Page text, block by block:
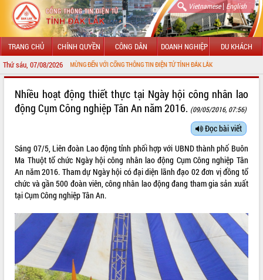
Vietnamese| English
TRANG CHỦ CHÍNH QUYỀN CÔNG DÂN DOANH NGHIỆP DU KHÁCH
Thứ sáu, 07/08/2026
CHÀO MỪNG ĐẾN VỚI CỔNG THÔNG TIN ĐIỆN TỬ TỈNH ĐẮK LẮK
LÃNH ĐẠO UBND TỈNH
SỞ, BAN, NGÀNH
UBND CÁC XÃ, PHƯỜNG
HỆ THỐNG VĂN BẢN
VĂN BẢN HĐND TỈNH
Nhiều hoạt động thiết thực tại Ngày hội công nhân lao
động Cụm Công nghiệp Tân An năm 2016. (09/05/2016, 07:56)
Đọc bài viết
Sáng 07/5, Liên đoàn Lao động tỉnh phối hợp với UBND thành phố Buôn
Ma Thuột tổ chức Ngày hội công nhân lao động Cụm Công nghiệp Tân
An năm 2016. Tham dự Ngày hội có đại diện lãnh đạo 02 đơn vị đồng tổ
chức và gần 500 đoàn viên, công nhân lao động đang tham gia sản xuất
tại Cụm Công nghiệp Tân An.